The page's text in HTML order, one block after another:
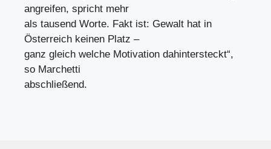
angreifen, spricht mehr
als tausend Worte. Fakt ist: Gewalt hat in
Österreich keinen Platz –
ganz gleich welche Motivation dahintersteckt“,
so Marchetti
abschließend.